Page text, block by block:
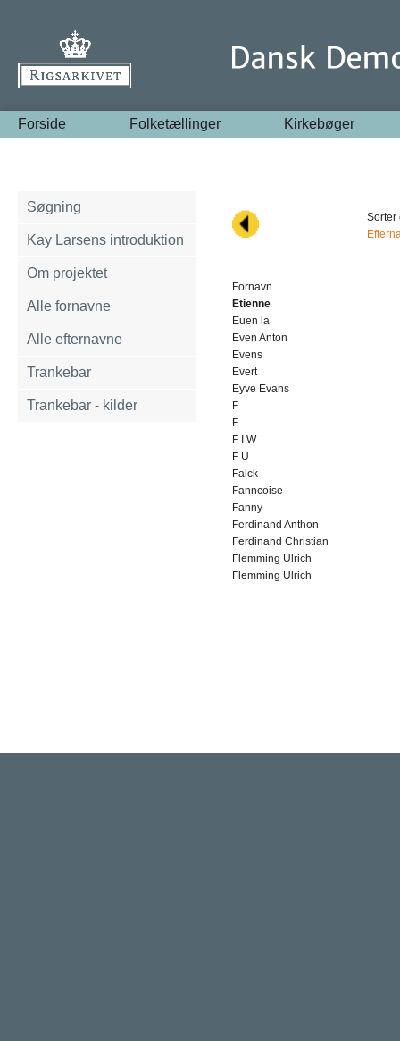
Forside Folketællinger Kirkebøger
Søgning
Kay Larsens introduktion
Om projektet
Alle fornavne
Alle efternavne
Trankebar
Trankebar - kilder
Sorter
Fornavn
Etienne
Euen la
Even Anton
Evens
Evert
Eyve Evans
F
F
F I W
F U
Falck
Fanncoise
Fanny
Ferdinand Anthon
Ferdinand Christian
Flemming Ulrich
Flemming Ulrich